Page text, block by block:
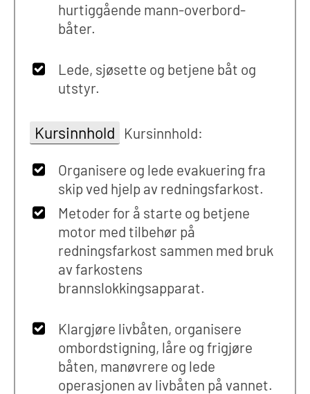
hurtiggående mann-overbord-
båter.
Lede, sjøsette og betjene båt og
utstyr.
Kursinnhold Kursinnhold:
Organisere og lede evakuering fra
skip ved hjelp av redningsfarkost.
Metoder for å starte og betjene
motor med tilbehør på
redningsfarkost sammen med bruk
av farkostens
brannslokkingsapparat.
Klargjøre livbåten, organisere
ombordstigning, låre og frigjøre
båten, manøvrere og lede
operasjonen av livbåten på vannet.